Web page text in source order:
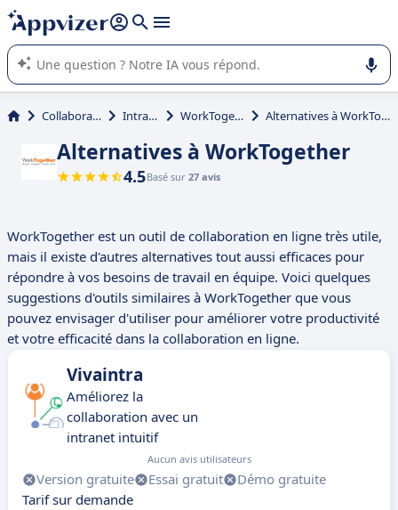
répondre (plusieurs lignes avec
L'IA de Appvizer vous guide dans l'utilisation ou la sélection de
logiciel SaaS en entreprise.
Collaboration Intranet WorkTogether Alternatives à WorkTogether
Alternatives à WorkTogether
4.5Basé sur 27 avis
WorkTogether est un outil de collaboration en ligne très utile,
mais il existe d'autres alternatives tout aussi efficaces pour
répondre à vos besoins de travail en équipe. Voici quelques
suggestions d'outils similaires à WorkTogether que vous
pouvez envisager d'utiliser pour améliorer votre productivité
et votre efficacité dans la collaboration en ligne.
Vivaintra
Améliorez la
collaboration avec un
intranet intuitif
Aucun avis utilisateurs
Version gratuite Essai gratuit
Démo gratuite
Tarif sur demande